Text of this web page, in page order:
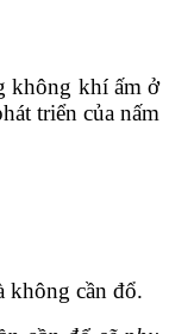
không khí ấm ở
triển của nấm
không cần đổ.